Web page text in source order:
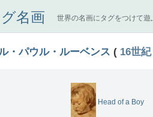
名画 世界の名画にタグをつけて遊
・パウル・ルーベンス ( 16世紀
Head of a Boy